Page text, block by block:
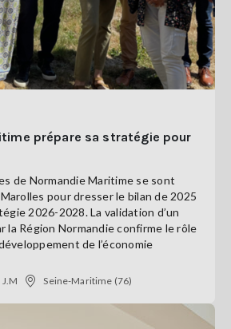
prépare sa stratégie pour
de Normandie Maritime se sont
pour dresser le bilan de 2025
2026-2028. La validation d’un
la Région Normandie confirme le rôle
de l’économie
J.M Seine-Maritime (76)